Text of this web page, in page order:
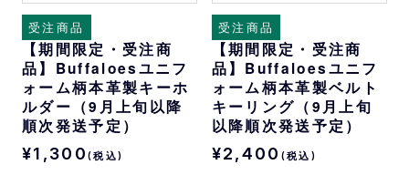
受注商品
【期間限定・受注商
品】Buffaloesユニフ
ォーム柄本革製キーホ
ルダー（9月上旬以降
順次発送予定）
¥1,300 (税込)
受注商品
【期間限定・受注商
品】Buffaloesユニフ
ォーム柄本革製ベルト
キーリング（9月上旬
以降順次発送予定）
¥2,400 (税込)